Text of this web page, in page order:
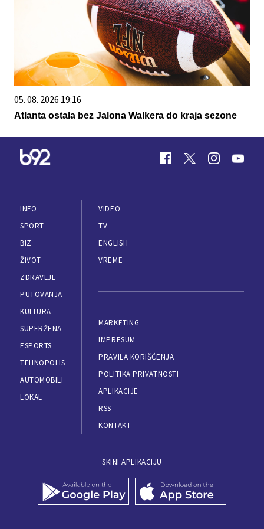
05. 08. 2026 19:16
Atlanta ostala bez Jalona Walkera do kraja sezone
INFO
SPORT
BIZ
ŽIVOT
ZDRAVLJE
PUTOVANJA
KULTURA
SUPERŽENA
ESPORTS
TEHNOPOLIS
AUTOMOBILI
LOKAL
VIDEO
TV
ENGLISH
VREME
MARKETING
IMPRESUM
PRAVILA KORIŠĆENJA
POLITIKA PRIVATNOSTI
APLIKACIJE
RSS
KONTAKT
SKINI APLIKACIJU